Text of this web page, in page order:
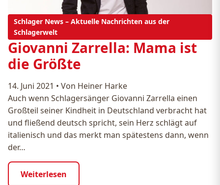
Schlager News – Aktuelle Nachrichten aus der
Schlagerwelt
Giovanni Zarrella: Mama ist
die Größte
14. Juni 2021 • Von Heiner Harke
Auch wenn Schlagersänger Giovanni Zarrella einen
Großteil seiner Kindheit in Deutschland verbracht hat
und fließend deutsch spricht, sein Herz schlägt auf
italienisch und das merkt man spätestens dann, wenn
der…
Weiterlesen